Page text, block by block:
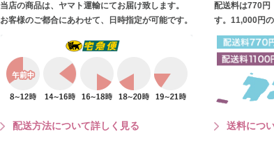
当店の商品は、ヤマト運輸にてお届け致します。
お客様のご都合にあわせて、日時指定が可能です。
配送方法について詳しく見る
配送料は770円
す。11,000円
送料につ